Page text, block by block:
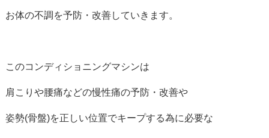
お体の不調を予防・改善していきます。
このコンディショニングマシンは
肩こりや腰痛などの慢性痛の予防・改善や
姿勢(骨盤)を正しい位置でキープする為に必要な